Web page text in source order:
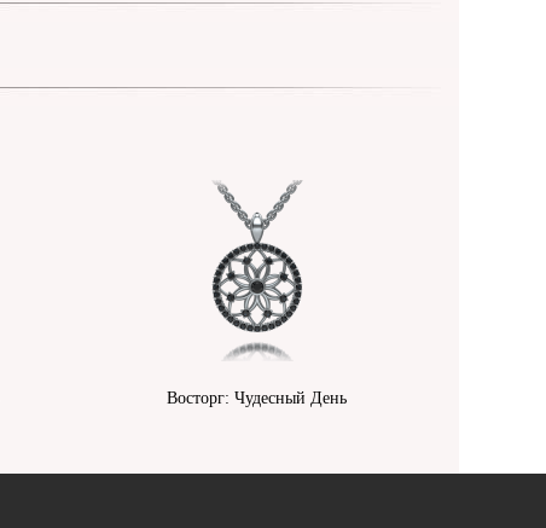
Восторг: Чудесный День